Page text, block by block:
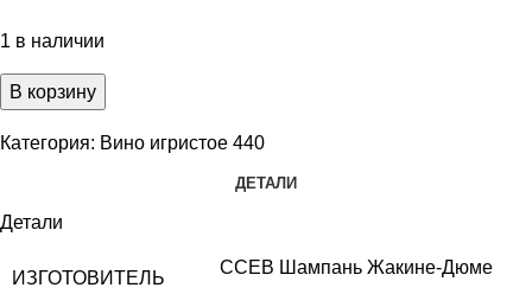
1 в наличии
В корзину
Категория: Вино игристое 440
ДЕТАЛИ
Детали
ИЗГОТОВИТЕЛЬ
ССЕВ Шампань Жакине-Дюме